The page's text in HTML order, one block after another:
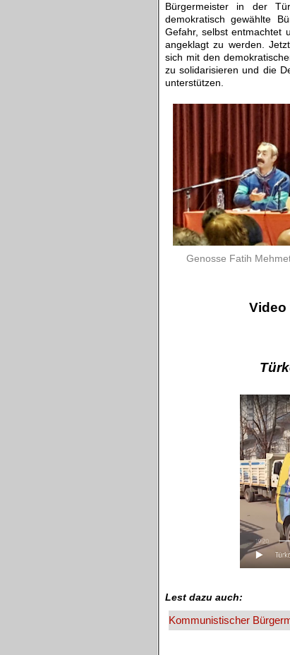
Bürgermeister in der
demokratisch gewählte
Gefahr, selbst entmachtet
angeklagt zu werden.
sich mit den
zu solidarisieren und die
unterstützen.
Genosse Fatih
Video
Lest dazu auch:
Kommunistischer